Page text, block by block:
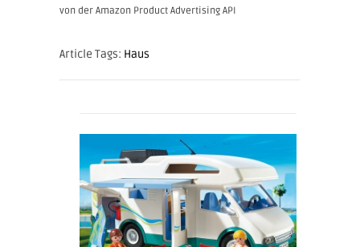
von der Amazon Product Advertising API
Article Tags: Haus